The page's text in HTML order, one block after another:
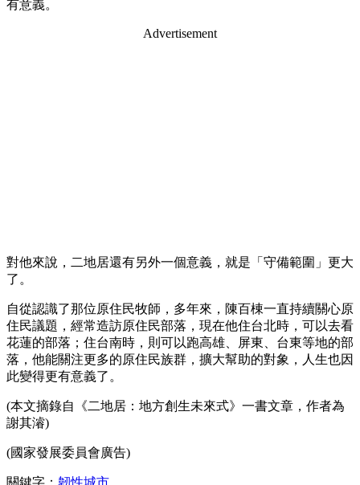
有意義。
Advertisement
對他來說，二地居還有另外一個意義，就是「守備範圍」更大
了。
自從認識了那位原住民牧師，多年來，陳百棟一直持續關心原
住民議題，經常造訪原住民部落，現在他住台北時，可以去看
花蓮的部落；住台南時，則可以跑高雄、屏東、台東等地的部
落，他能關注更多的原住民族群，擴大幫助的對象，人生也因
此變得更有意義了。
(本文摘錄自《二地居：地方創生未來式》一書文章，作者為
謝其濬)
(國家發展委員會廣告)
關鍵字： 韌性城市